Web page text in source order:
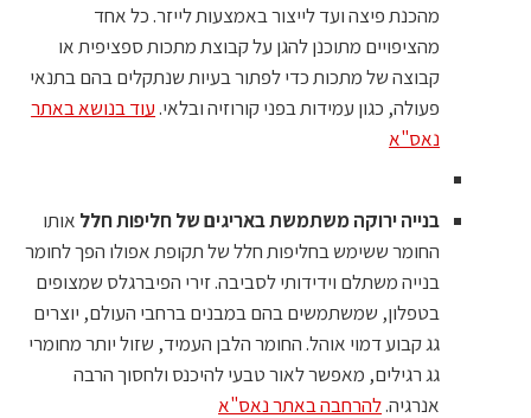
מהכנת פיצה ועד לייצור באמצעות לייזר. כל אחד
מהציפויים מתוכנן להגן על קבוצת מתכות ספציפית או
קבוצה של מתכות כדי לפתור בעיות שנתקלים בהם בתנאי
פעולה, כגון עמידות בפני קורוזיה ובלאי.עוד בנושא באתר
נאס"א
בנייה ירוקה משתמשת באריגים של חליפות חלל אותו
החומר ששימש בחליפות חלל של תקופת אפולו הפך לחומר
בנייה משתלם וידידותי לסביבה. זירי הפיברגלס שמצופים
בטפלון, שמשתמשים בהם במבנים ברחבי העולם, יוצרים
גג קבוע דמוי אוהל. החומר הלבן העמיד, שזול יותר מחומרי
גג רגילים, מאפשר לאור טבעי להיכנס ולחסוך הרבה
אנרגיה.להרחבה באתר נאס"א